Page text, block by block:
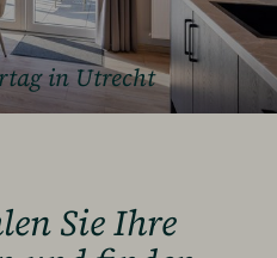
in Utrecht
Sie Ihre